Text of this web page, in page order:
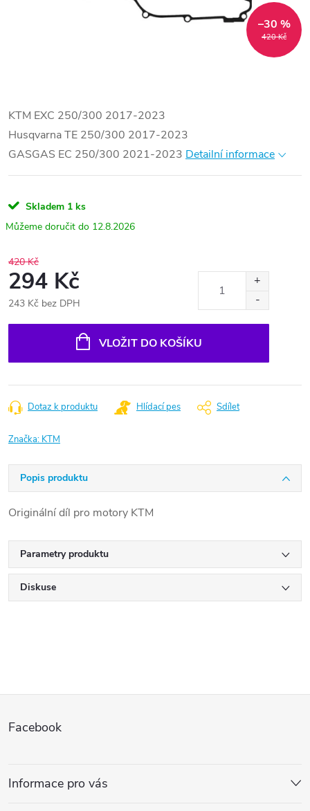
420 Kč
–30 %
KTM EXC 250/300 2017-2023
Husqvarna TE 250/300 2017-2023
GASGAS EC 250/300 2021-2023 Detailní informace
Skladem 1 ks
12.8.2026
420 Kč
294 Kč
243 Kč bez DPH
VLOŽIT DO KOŠÍKU
Dotaz k produktu Hlídací pes Sdílet
Značka: KTM
Popis produktu
Originální díl pro motory KTM
Parametry produktu
Diskuse
p
Facebook
Informace pro vás